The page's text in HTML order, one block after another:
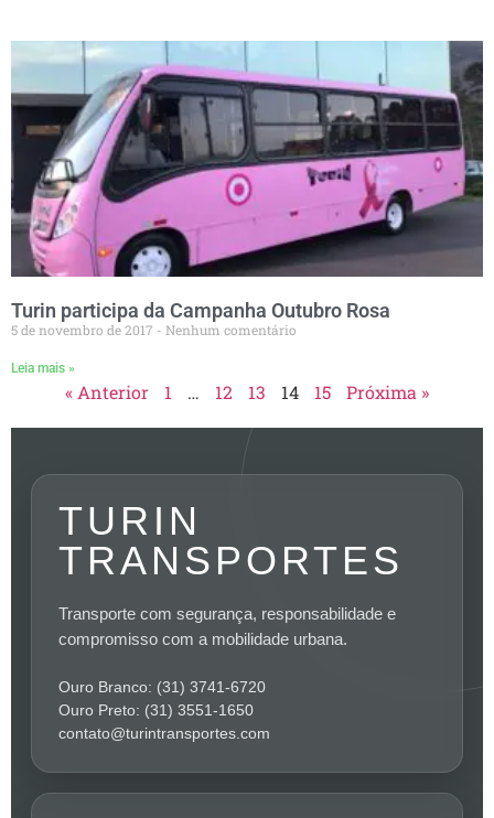
Turin participa da Campanha Outubro Rosa
5 de novembro de 2017 Nenhum comentário
Leia mais »
« Anterior 1 … 12 13 14 15 Próxima »
TURIN
TRANSPORTES
Transporte com segurança, responsabilidade e
compromisso com a mobilidade urbana.
Ouro Branco: (31) 3741-6720
Ouro Preto: (31) 3551-1650
contato@turintransportes.com